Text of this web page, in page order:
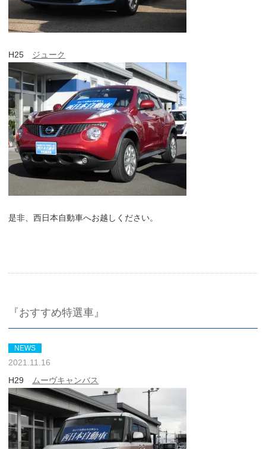
H25 ジューク
是非、西日本自動車へお越しください。
『おすすめ特選車』
NEWS
2021.11.16
H29
ムーヴキャンバス